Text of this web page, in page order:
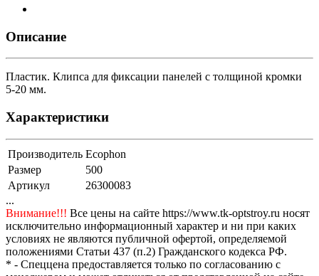
Описание
Пластик. Клипса для фиксации панелей с толщиной кромки
5-20 мм.
Характеристики
Производитель Ecophon
Размер
500
Артикул
26300083
...
Внимание!!! Все цены на сайте https://www.tk-optstroy.ru носят
исключительно информационный характер и ни при каких
условиях не являются публичной офертой, определяемой
положениями Статьи 437 (п.2) Гражданского кодекса РФ.
* - Спеццена предоставляется только по согласованию с